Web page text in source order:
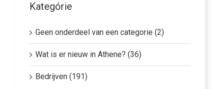
Kategórie
Geen onderdeel van een categorie (2)
Wat is er nieuw in Athene? (36)
Bedrijven (191)